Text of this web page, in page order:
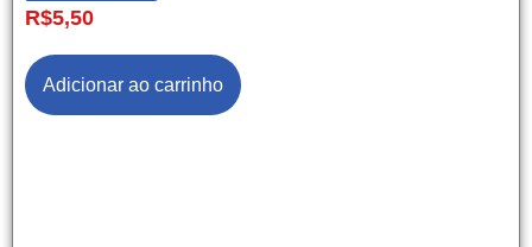
R$5,50
Adicionar ao carrinho